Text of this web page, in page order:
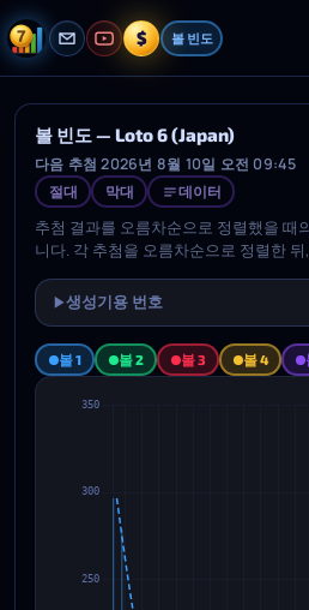
$ 볼 빈도
볼 빈도 — Loto 6 (Japan)
다음 추첨 2026년 8월 10일 오전 09:45
절대 막대 데이터
추첨 결과를 오름차순으로 정렬했을 때
니다. 각 추첨을 오름차순으로 정렬한 뒤
식에 기반한 이론 분포입니다. 절대/편차
이론 대비 편차를 전환하고, Bars/Curve
바꿀 수 있습니다. Data 버튼은 차트 값
다. 아래의 색 버튼으로 각 위치를 개별적
다. 툴팁에는 각 숫자의 위치별 실제값,
▶생성기용 번호
볼 1 볼 2 볼 3 볼 4